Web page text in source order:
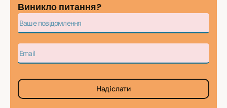
FAQ
Виникло питання?
Надіслати